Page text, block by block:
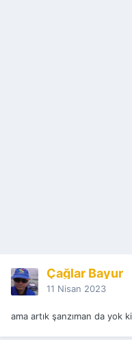
Çağlar Bayur
11 Nisan 2023
ama artık şanzıman da yok ki